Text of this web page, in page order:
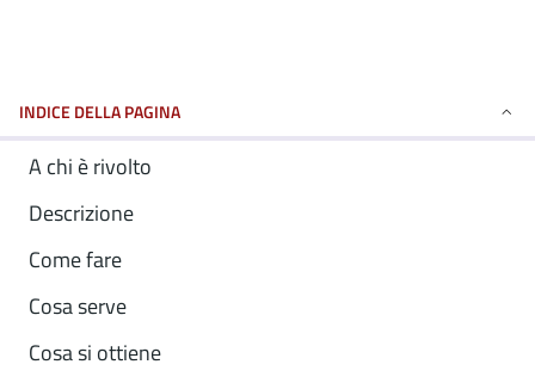
INDICE DELLA PAGINA
A chi è rivolto
Descrizione
Come fare
Cosa serve
Cosa si ottiene